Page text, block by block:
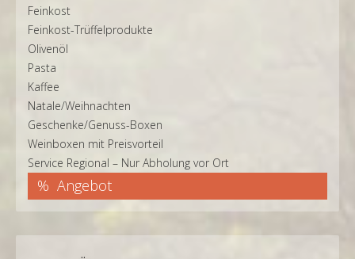
Feinkost
Feinkost-Trüffelprodukte
Olivenöl
Pasta
Kaffee
Natale/Weihnachten
Geschenke/Genuss-Boxen
Weinboxen mit Preisvorteil
Service Regional – Nur Abholung vor Ort
Angebot